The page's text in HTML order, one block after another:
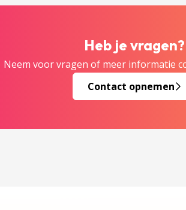
Heb je vragen?
Neem voor vragen of meer informatie
Contact opnemen